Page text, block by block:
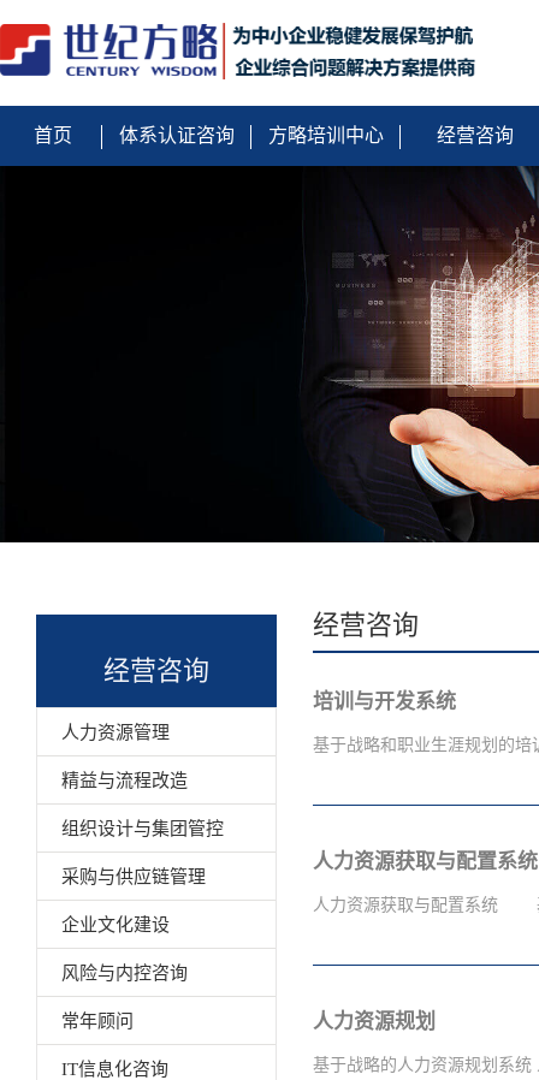
首页 体系认证咨询 方略培训中心 经营咨询
经营咨询
人力资源管理
精益与流程改造
组织设计与集团管控
采购与供应链管理
企业文化建设
风险与内控咨询
常年顾问
IT信息化咨询
经营咨询
培训与开发系统
基于战略和职业生涯规划的
划的"培训开发系统"模块以
然，现代的培训开发系统对
用。 "培训开发系统" 模
估方法设计
人力资源获取与配置系统
人力资源获取与配置系统
彻实施人力资源规划中关于
人力资源管理系统"中"人力资
人力资源规划
基于战略的人力资源规划系